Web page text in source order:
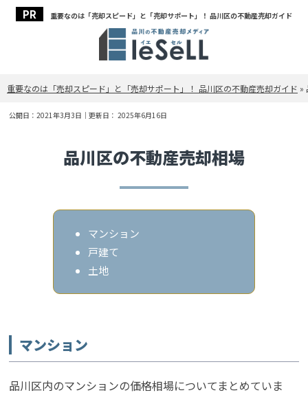
重要なのは「売却スピード」と「売却サポート」！ 品川区の不動産売却ガイド
重要なのは「売却スピード」と「売却サポート」！ 品川区の不動産売却ガイド »
公開日：2021年3月3日 ｜更新日：2025年6月16日
品川区の不動産売却相場
マンション
戸建て
土地
マンション
品川区内のマンションの価格相場についてまとめていま